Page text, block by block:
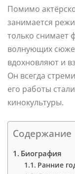
Помимо
занимается
только снимает
волнующих
вдохновляют и
Он всегда
его работы
кинокультуры.
Содержание
Биография
Ранние